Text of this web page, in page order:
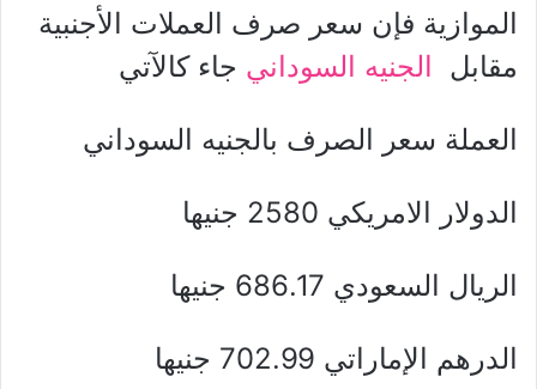
الموازية فإن سعر صرف العملات الأجنبية
مقابل الجنيه السوداني جاء كالآتي
العملة سعر الصرف بالجنيه السوداني
الدولار الامريكي 2580 جنيها
الريال السعودي 686.17 جنيها
الدرهم الإماراتي 702.99 جنيها